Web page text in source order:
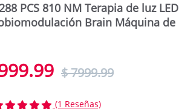
PCS 810 NM Terapia de luz LED
Brain Máquina de
$ 7999.99
(1 Reseñas)